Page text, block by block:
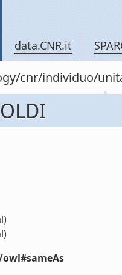
data.CNR.it
cnr/individuo/